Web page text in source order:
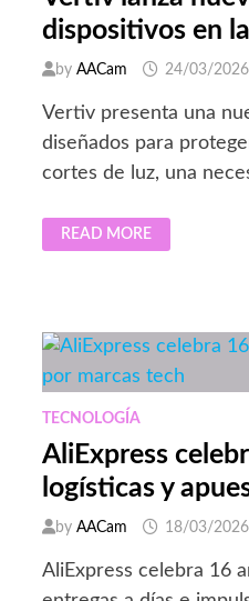
dispositivos en
byAACam 24/03/2026
Vertiv presenta una
diseñados para
cortes de luz, una
VERTIV
LANZA
DISPOSITIVOS
EN
ERA
DEL
TRABAJO
HÍBRIDO
READ MORE
TECNOLOGÍA
AliExpress
logísticas y
byAACam 18/03/2026
AliExpress celebra 16